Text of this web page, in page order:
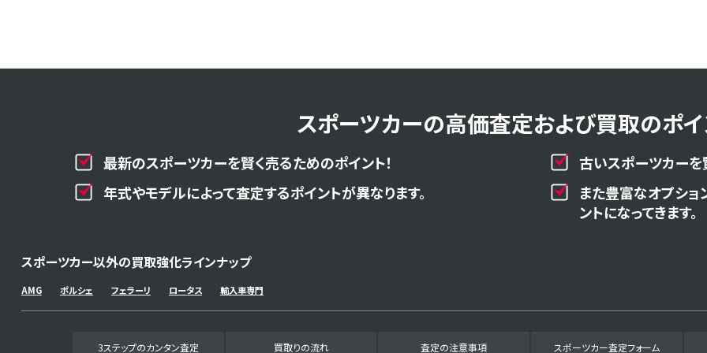
スポーツカーの高価査定および買取のポイ
最新のスポーツカーを賢く売るためのポイント！
古いスポーツカーを
年式やモデルによって査定するポイントが異なります。
また豊富なオプシ
ントになってきます。
スポーツカー以外の買取強化ラインナップ
AMG ポルシェ フェラーリ ロータス 輸入車専門
3ステップのカンタン査定 買取りの流れ 査定の注意事項 スポーツカー査定フォーム